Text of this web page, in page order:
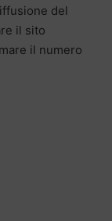
del
il sito
il numero